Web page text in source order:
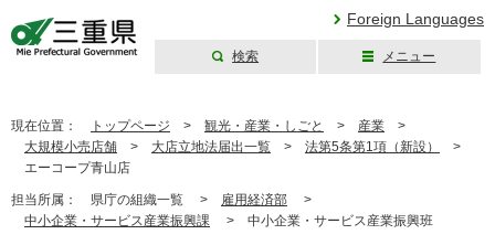
Foreign Languages
検索 メニュー
現在位置： トップページ > 観光・産業・しごと > 産業 >
大規模小売店舗 > 大店立地法届出一覧 > 法第5条第1項（新設）
>
エーコープ青山店
担当所属： 県庁の組織一覧 > 雇用経済部 >
中小企業・サービス産業振興課 > 中小企業・サービス産業振興班